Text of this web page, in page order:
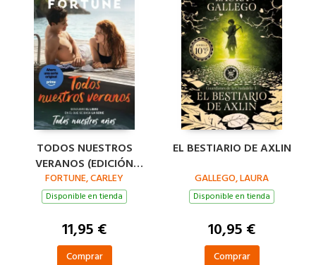
TODOS NUESTROS
VERANOS (EDICIÓN
PELÍCULA)
FORTUNE, CARLEY
Disponible en tienda
11,95 €
Comprar
EL BESTIARIO DE AXLIN
GALLEGO, LAURA
Disponible en tienda
10,95 €
Comprar